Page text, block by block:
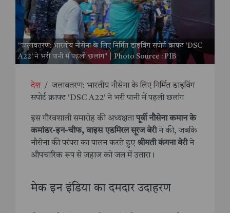
"जलावतरण: भारतीय नौसेना के लिए निर्मित डाइविंग सपोर्ट क्राफ्ट 'DSC
A22' ने भरी पानी में पहली छलांग" | Photo Source : PIB
देश / जलावतरण: भारतीय नौसेना के लिए निर्मित डाइविंग
सपोर्ट क्राफ्ट 'DSC A22' ने भरी पानी में पहली छलांग
इस गौरवशाली समारोह की अध्यक्षतापूर्वी नौसेना कमान के
कमांडर-इन-चीफ, वाइस एडमिरल सूरज बेरीने की, जबकि
नौसेना की परंपरा का पालन करते हुए श्रीमती कंगना बेरीने
औपचारिक रूप से जहाज को जल में उतारा।
मेक इन इंडिया का दमदार उदाहरण